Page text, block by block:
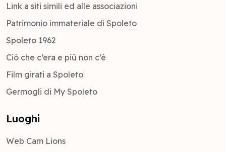
Link a siti simili ed alle associazioni
Patrimonio immateriale di Spoleto
Spoleto 1962
Ciò che c’era e più non c’è
Film girati a Spoleto
Germogli di My Spoleto
Luoghi
Web Cam Lions